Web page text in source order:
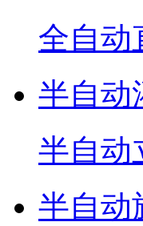
全自动
半自动
半自动
半自动